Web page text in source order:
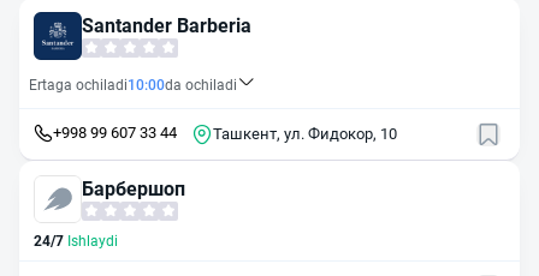
Santander Barberia
Ertaga ochiladi10:00da ochiladi
+998 99 607 33 44 Ташкент, ул. Фидокор, 10
Барбершоп
24/7 Ishlaydi